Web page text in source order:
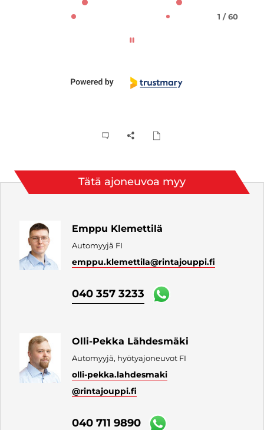
1 / 60
Tätä ajoneuvoa myy
Emppu Klemettilä
Automyyjä FI
emppu.klemettila@rintajouppi.fi
040 357 3233
Olli-Pekka Lähdesmäki
Automyyjä, hyötyajoneuvot FI
olli-pekka.lahdesmaki
@rintajouppi.fi
040 711 9890